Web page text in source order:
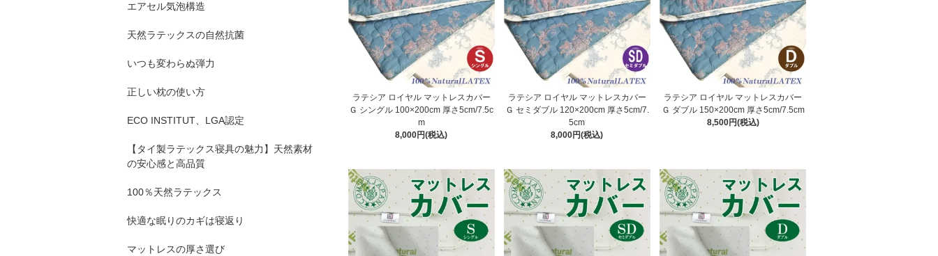
ラテシア ロイヤル マットレスカバー
Ｇ シングル 100×200cm 厚さ5cm/7.5c
m
8,000円(税込)
ラテシア ロイヤル マットレスカバー
Ｇ セミダブル 120×200cm 厚さ5cm/7.
5cm
8,000円(税込)
ラテシア ロイヤル マットレスカバー
Ｇ ダブル 150×200cm 厚さ5cm/7.5cm
8,500円(税込)
エアセル気泡構造
天然ラテックスの自然抗菌
いつも変わらぬ弾力
正しい枕の使い方
ECO INSTITUT、LGA認定
【タイ製ラテックス寝具の魅力】天然素材
の安心感と高品質
100％天然ラテックス
快適な眠りのカギは寝返り
マットレスの厚さ選び